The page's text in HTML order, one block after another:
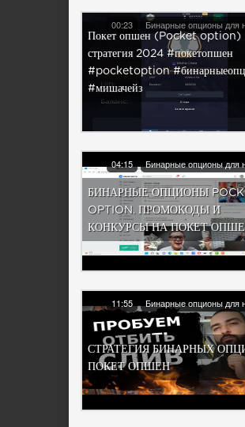
00:23 Бинарные опционы для
Покет опшен (Pocket option)
стратегия 2024 #покетопшен
#pocketoption
#мишачейз
04:15 Бинарные опционы для
БИНАРНЫЕ ОПЦИОНЫ
OPTION. ПРОМОКОДЫ И
КОНКУРСЫ НА ПОКЕТ
11:55 Бинарные опционы для
СТРАТЕГИЯ БИНАРНЫХ
ПОКЕТ ОПШЕН